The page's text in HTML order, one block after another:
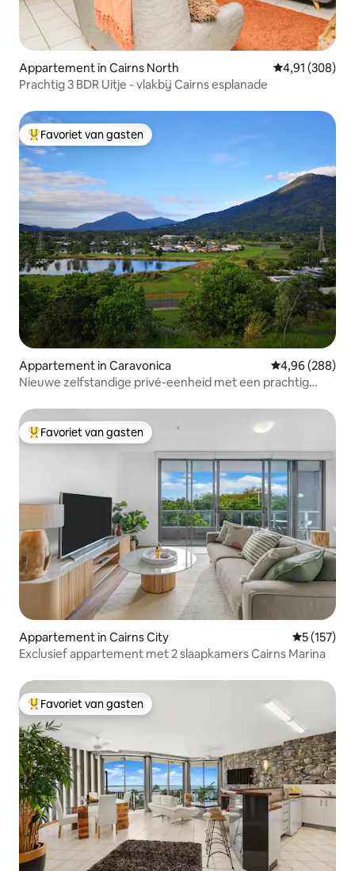
Appartement in Cairns North Gemiddelde
4,91 (308)
Prachtig 3 BDR Uitje - vlakbij Cairns esplanade
Topfavoriet van gasten
Favoriet van gasten
Appartement in Caravonica Gemiddelde
4,96 (288)
Nieuwe zelfstandige privé-eenheid met een prachtig
Topfavoriet van gasten
Favoriet van gasten
Appartement in Cairns City
5 (157)
Exclusief appartement met 2 slaapkamers Cairns Marina
Topfavoriet van gasten
Favoriet van gasten